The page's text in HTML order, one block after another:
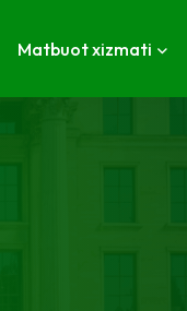
Matbuot xizmati